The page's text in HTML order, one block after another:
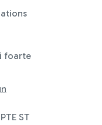
foarte
ST